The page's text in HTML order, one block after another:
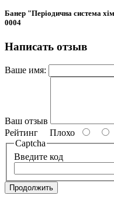
Банер "Періодична система
0004
Написать отзыв
Ваше имя:
Ваш отзыв
Рейтинг Плохо
Captcha
Введите код
Продолжить